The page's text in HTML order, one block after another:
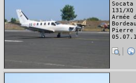
Socata
131/XQ
Pierre